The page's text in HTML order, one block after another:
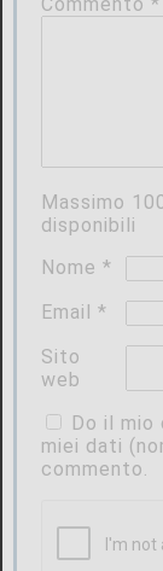
Massimo
disponibili
Nome*
Email*
Sito
web
Do il
miei dati
commento.